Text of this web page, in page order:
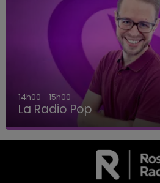
14h00 - 15h00
La Radio Pop